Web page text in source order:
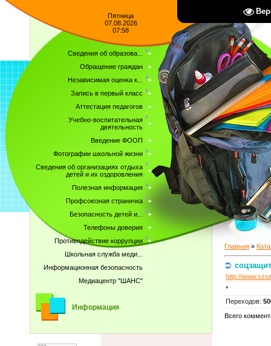
Пятница
07.08.2026
07:58
Сведения об образова...
Обращение граждан
Независимая оценка к...
Запись в первый класс
Аттестация педагогов
Учебно-воспитательная
деятельность
Введение ФООП
Фотографии школьной жизни
Сведения об организациях отдыха
детей и их оздоровления
Полезная информация
Профсоюзная страничка
Безопасность детей и...
Телефоны доверия
Противодействие коррупции
Школьная служба меди...
Информационная безопасность
Медиацентр "ШАНС"
Информация
Главная »
http://
*
Переходов:
Всего